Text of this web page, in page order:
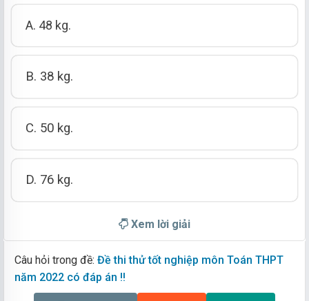
A. 48 kg.
B. 38 kg.
C. 50 kg.
D. 76 kg.
Xem lời giải
Câu hỏi trong đề: Đề thi thử tốt nghiệp môn Toán THPT
năm 2022 có đáp án !!